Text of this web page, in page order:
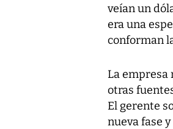
veían un
era una
conforman
La empresa
otras
El gerente
nueva fase